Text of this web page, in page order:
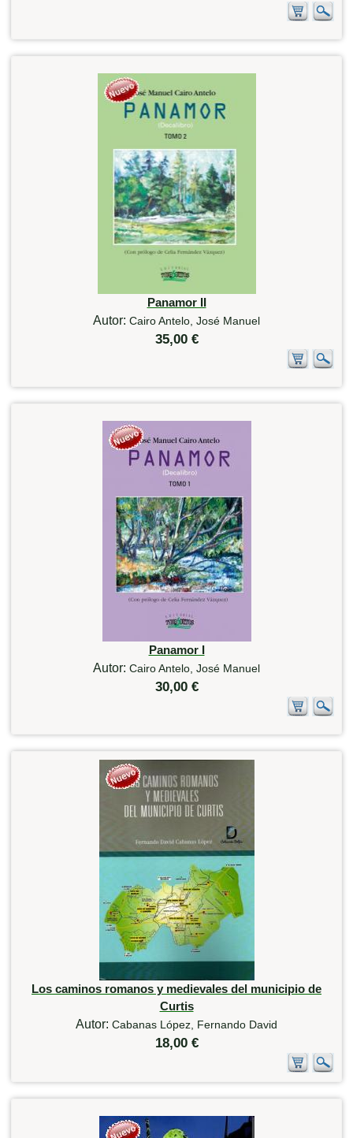
Panamor II
Autor: Cairo Antelo, José Manuel
35,00 €
Panamor I
Autor: Cairo Antelo, José Manuel
30,00 €
Los caminos romanos y medievales del municipio de
Curtis
Autor: Cabanas López, Fernando David
18,00 €